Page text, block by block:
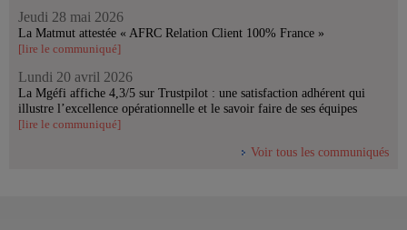
Jeudi 28 mai 2026
La Matmut attestée « AFRC Relation Client 100% France »
[lire le communiqué]
Lundi 20 avril 2026
La Mgéfi affiche 4,3/5 sur Trustpilot : une satisfaction adhérent qui
illustre l’excellence opérationnelle et le savoir faire de ses équipes
[lire le communiqué]
Voir tous les communiqués